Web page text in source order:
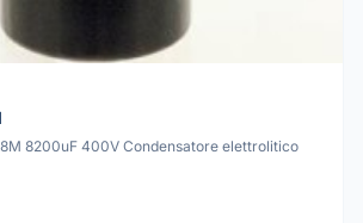
8200uF 400V Condensatore elettrolitico